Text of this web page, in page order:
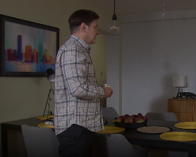
Klan